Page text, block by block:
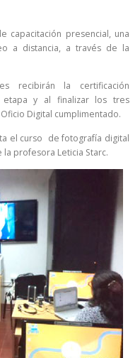
capacitación presencial, una
a distancia, a través de la
recibirán la certificación
etapa y al finalizar los tres
Digital cumplimentado.
el curso de fotografía digital
profesora Leticia Starc.